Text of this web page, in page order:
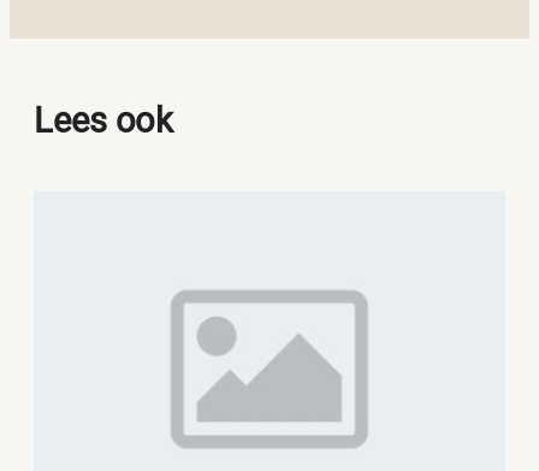
Lees ook